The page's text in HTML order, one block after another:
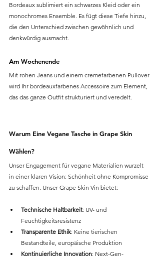
Bordeaux sublimiert ein schwarzes Kleid oder ein
monochromes Ensemble. Es fügt diese Tiefe hinzu,
die den Unterschied zwischen gewöhnlich und
denkwürdig ausmacht.
Am Wochenende
Mit rohen Jeans und einem cremefarbenen Pullover
wird Ihr bordeauxfarbenes Accessoire zum Element,
das das ganze Outfit strukturiert und veredelt.
Warum Eine Vegane Tasche in Grape Skin
Wählen?
Unser Engagement für vegane Materialien wurzelt
in einer klaren Vision: Schönheit ohne Kompromisse
zu schaffen. Unser Grape Skin Vin bietet:
Technische Haltbarkeit: UV- und
Feuchtigkeitsresistenz
Transparente Ethik: Keine tierischen
Bestandteile, europäische Produktion
Kontinuierliche Innovation: Next-Gen-